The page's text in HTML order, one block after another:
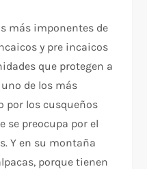
más imponentes de
y pre incaicos
que protegen a
de los más
por los cusqueños
se preocupa por el
Y en su montaña
porque tienen